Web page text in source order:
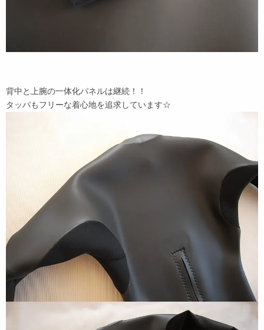
背中と上腕の一体化パネルは継続！！
タッパもフリーな着心地を追求しています☆